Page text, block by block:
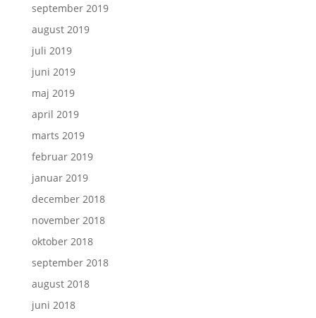
september 2019
august 2019
juli 2019
juni 2019
maj 2019
april 2019
marts 2019
februar 2019
januar 2019
december 2018
november 2018
oktober 2018
september 2018
august 2018
juni 2018